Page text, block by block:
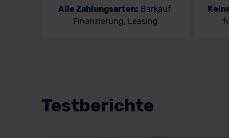
Alle Zahlungsarten: Barkauf,
Finanzierung, Leasing
Testberichte